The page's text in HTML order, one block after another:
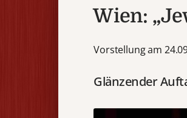
Wien:
Vorstellung am
Glänzender